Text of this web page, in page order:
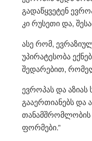
გადაწყვეტენ
კი რუსეთი და,
ასე რომ,
უპირატესობა
შედარებით,
ევროპას და
გააერთიანებს და
თანამშრომლობის
ფორმები.”